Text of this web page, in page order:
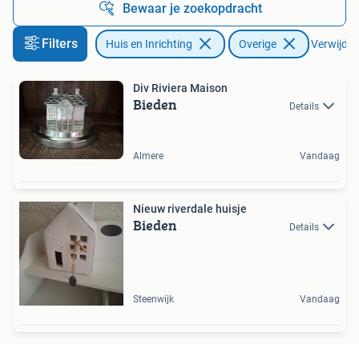
Bewaar je zoekopdracht
Filters Huis en Inrichting Overige
Div Riviera Maison
Bieden Details
Almere Vandaag
Nieuw riverdale huisje
Bieden Details
Steenwijk Vandaag